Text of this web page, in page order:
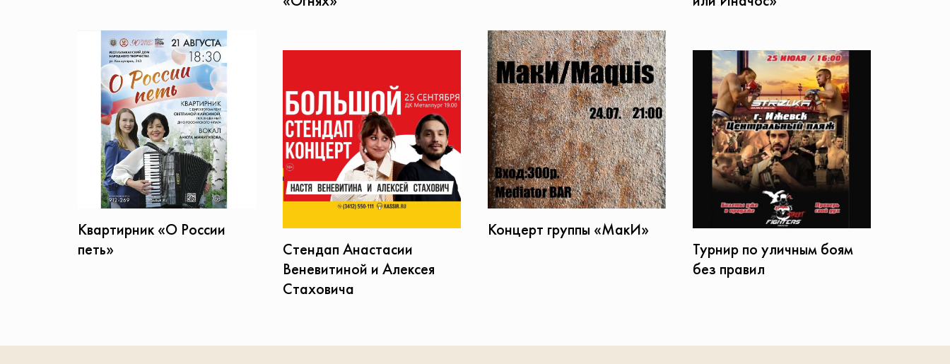
Квартирник «О России
петь»
Концерт группы «МакИ»
Стендап Анастасии
Веневитиной и Алексея
Стаховича
Турнир по уличным боям
без правил